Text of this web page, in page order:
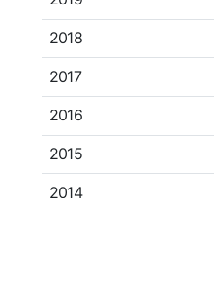
2018
2017
2016
2015
2014